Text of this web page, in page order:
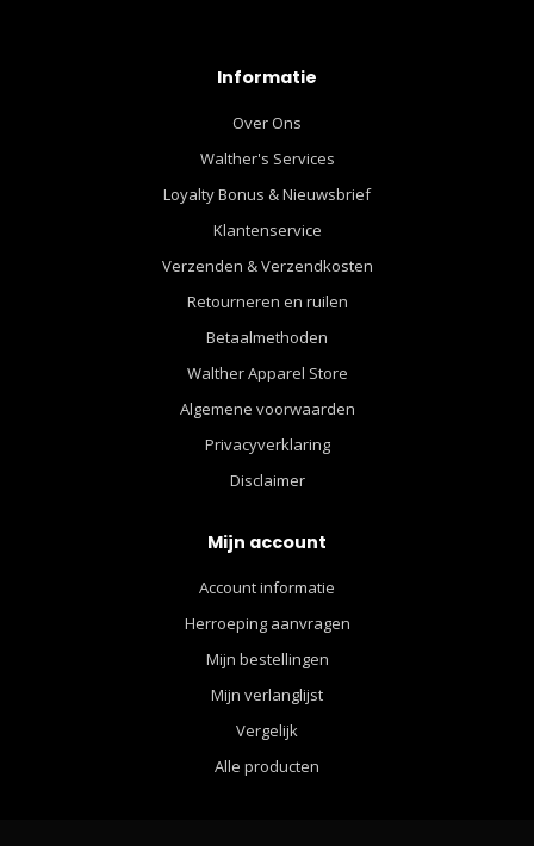
Informatie
Over Ons
Walther's Services
Loyalty Bonus & Nieuwsbrief
Klantenservice
Verzenden & Verzendkosten
Retourneren en ruilen
Betaalmethoden
Walther Apparel Store
Algemene voorwaarden
Privacyverklaring
Disclaimer
Mijn account
Account informatie
Herroeping aanvragen
Mijn bestellingen
Mijn verlanglijst
Vergelijk
Alle producten